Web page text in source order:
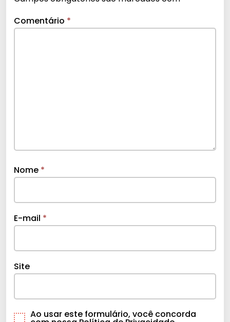
Comentário *
Nome *
E-mail *
Site
Ao usar este formulário, você concorda